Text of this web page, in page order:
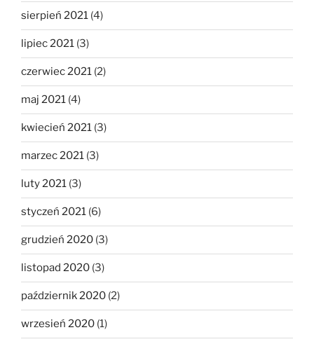
sierpień 2021 (4)
lipiec 2021 (3)
czerwiec 2021 (2)
maj 2021 (4)
kwiecień 2021 (3)
marzec 2021 (3)
luty 2021 (3)
styczeń 2021 (6)
grudzień 2020 (3)
listopad 2020 (3)
październik 2020 (2)
wrzesień 2020 (1)